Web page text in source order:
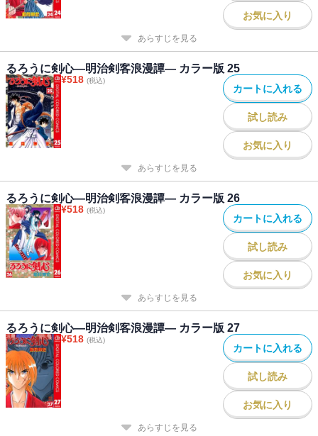
お気に入り
あらすじを見る
るろうに剣心―明治剣客浪漫譚― カラー版 25
¥518 (税込)
カートに入れる
試し読み
お気に入り
あらすじを見る
るろうに剣心―明治剣客浪漫譚― カラー版 26
¥518 (税込)
カートに入れる
試し読み
お気に入り
あらすじを見る
るろうに剣心―明治剣客浪漫譚― カラー版 27
¥518 (税込)
カートに入れる
試し読み
お気に入り
あらすじを見る